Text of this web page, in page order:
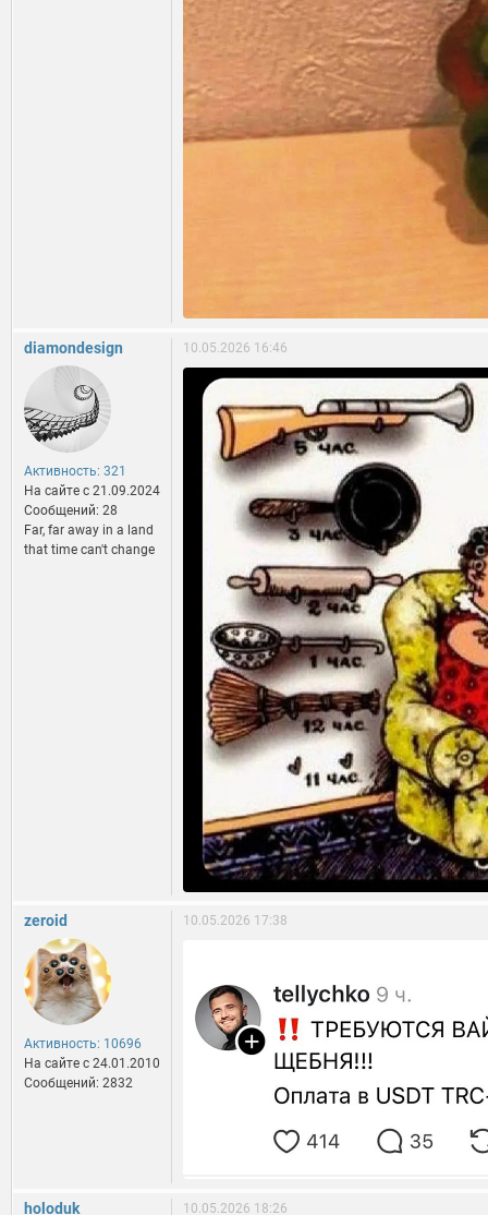
diamondesign
Активность: 321
На сайте c 21.09.2024
Сообщений: 28
Far, far away in a land
that time can't change
10.05.2026 16:46
zeroid
Активность: 10696
На сайте c 24.01.2010
Сообщений: 2832
10.05.2026 17:38
holoduk 10.05.2026 18:26